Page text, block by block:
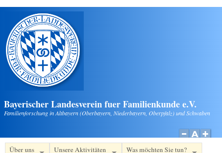
Direkt zum Inhalt
Bayerischer Landesverein fuer Familienkunde e.V.
Familienforschung in Altbayern (Oberbayern, Niederbayern, Oberpfalz) und Schwaben
Über uns Unsere Aktivitäten
Was möchten Sie tun?